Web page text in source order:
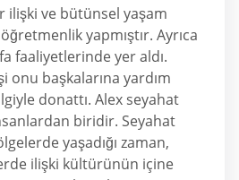
ilişki ve bütünsel yaşam
yapmıştır. Ayrıca
faaliyetlerinde yer aldı.
onu başkalarına yardım
donattı. Alex seyahat
biridir. Seyahat
yaşadığı zaman,
ilişki kültürünün içine